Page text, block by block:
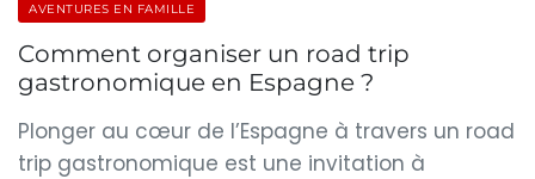
AVENTURES EN FAMILLE
Comment organiser un road trip
gastronomique en Espagne ?
Plonger au cœur de l’Espagne à travers un road
trip gastronomique est une invitation à